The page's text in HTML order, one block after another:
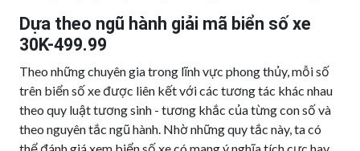
Dựa theo ngũ hành giải mã biển số xe
30K-499.99
Theo những chuyên gia trong lĩnh vực phong thủy, mỗi số
trên biển số xe được liên kết với các tương tác khác nhau
theo quy luật tương sinh - tương khắc của từng con số và
theo nguyên tắc ngũ hành. Nhờ những quy tắc này, ta có